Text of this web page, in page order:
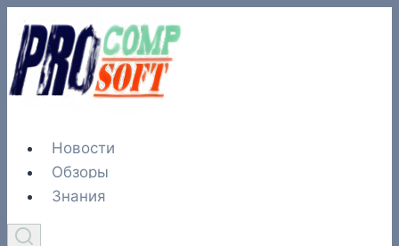
Перейти
содержимому
Новости
Обзоры
Знания